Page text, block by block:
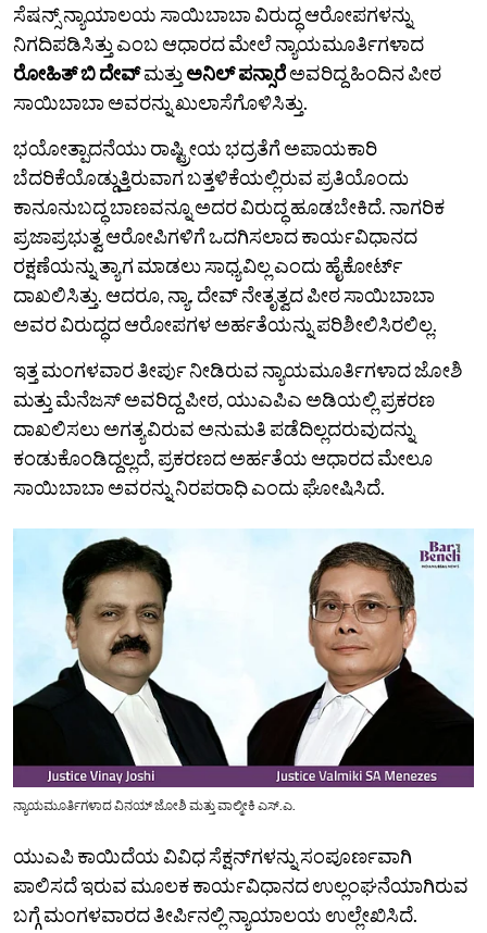
ಸೆಷನ್ಸ್ ನ್ಯಾಯಾಲಯ ಸಾಯಿಬಾಬಾ ವಿರುದ್ಧ ಆರೋಪಗಳನ್ನು
ನಿಗದಿಪಡಿಸಿತ್ತು ಎಂಬ ಆಧಾರದ ಮೇಲೆ ನ್ಯಾಯಮೂರ್ತಿಗಳಾದ
ರೋಹಿತ್ ಬಿ ದೇವ್ಮತ್ತು ಅನಿಲ್ ಪನ್ಸಾರೆಅವರಿದ್ದ ಹಿಂದಿನ ಪೀಠ
ಸಾಯಿಬಾಬಾ ಅವರನ್ನು ಖುಲಾಸೆಗೊಳಿಸಿತ್ತು.
ಭಯೋತ್ಪಾದನೆಯು ರಾಷ್ಟ್ರೀಯ ಭದ್ರತೆಗೆ ಅಪಾಯಕಾರಿ
ಬೆದರಿಕೆಯೊಡ್ಡುತ್ತಿರುವಾಗ ಬತ್ತಳಿಕೆಯಲ್ಲಿರುವ ಪ್ರತಿಯೊಂದು
ಕಾನೂನುಬದ್ಧ ಬಾಣವನ್ನೂ ಅದರ ವಿರುದ್ಧ ಹೂಡಬೇಕಿದೆ. ನಾಗರಿಕ
ಪ್ರಜಾಪ್ರಭುತ್ವ ಆರೋಪಿಗಳಿಗೆ ಒದಗಿಸಲಾದ ಕಾರ್ಯವಿಧಾನದ
ರಕ್ಷಣೆಯನ್ನು ತ್ಯಾಗ ಮಾಡಲು ಸಾಧ್ಯವಿಲ್ಲ ಎಂದು ಹೈಕೋರ್ಟ್
ದಾಖಲಿಸಿತ್ತು. ಆದರೂ, ನ್ಯಾ. ದೇವ್‌ ನೇತೃತ್ವದ ಪೀಠ ಸಾಯಿಬಾಬಾ
ಅವರ ವಿರುದ್ಧದ ಆರೋಪಗಳ ಅರ್ಹತೆಯನ್ನು ಪರಿಶೀಲಿಸಿರಲಿಲ್ಲ.
ಇತ್ತ ಮಂಗಳವಾರ ತೀರ್ಪು ನೀಡಿರುವ ನ್ಯಾಯಮೂರ್ತಿಗಳಾದ ಜೋಶಿ
ಮತ್ತು ಮೆನೆಜಸ್ಅವರಿದ್ದ ಪೀಠ, ಯುಎಪಿಎ ಅಡಿಯಲ್ಲಿ ಪ್ರಕರಣ
ದಾಖಲಿಸಲು ಅಗತ್ಯವಿರುವ ಅನುಮತಿ ಪಡೆದಿಲ್ಲದರುವುದನ್ನು
ಕಂಡುಕೊಂಡಿದ್ದಲ್ಲದೆ, ಪ್ರಕರಣದ ಅರ್ಹತೆಯ ಆಧಾರದ ಮೇಲೂ
ಸಾಯಿಬಾಬಾ ಅವರನ್ನು ನಿರಪರಾಧಿ ಎಂದು ಘೋಷಿಸಿದೆ.
ನ್ಯಾಯಮೂರ್ತಿಗಳಾದ ವಿನಯ್ ಜೋಶಿ ಮತ್ತು ವಾಲ್ಮೀಕಿ ಎಸ್.ಎ.
ಯುಎಪಿ ಕಾಯಿದೆಯ ವಿವಿಧ ಸೆಕ್ಷನ್‌ಗಳನ್ನು ಸಂಪೂರ್ಣವಾಗಿ
ಪಾಲಿಸದೆ ಇರುವ ಮೂಲಕ ಕಾರ್ಯವಿಧಾನದ ಉಲ್ಲಂಘನೆಯಾಗಿರುವ
ಬಗ್ಗೆ ಮಂಗಳವಾರದ ತೀರ್ಪಿನಲ್ಲಿ ನ್ಯಾಯಾಲಯ ಉಲ್ಲೇಖಿಸಿದೆ.